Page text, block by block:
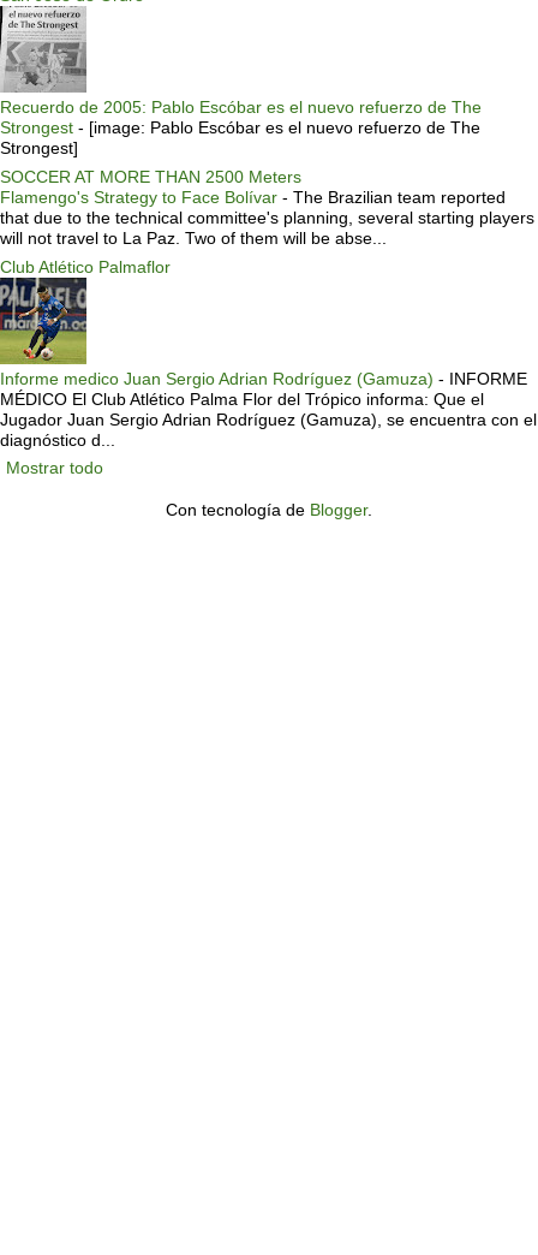
Recuerdo de 2005: Pablo Escóbar es el nuevo refuerzo de The
Strongest - [image: Pablo Escóbar es el nuevo refuerzo de The
Strongest]
SOCCER AT MORE THAN 2500 Meters
Flamengo's Strategy to Face Bolívar - The Brazilian team reported
that due to the technical committee's planning, several starting players
will not travel to La Paz. Two of them will be abse...
Club Atlético Palmaflor
Informe medico Juan Sergio Adrian Rodríguez (Gamuza) - INFORME
MÉDICO El Club Atlético Palma Flor del Trópico informa: Que el
Jugador Juan Sergio Adrian Rodríguez (Gamuza), se encuentra con el
diagnóstico d...
Mostrar todo
Con tecnología de Blogger.